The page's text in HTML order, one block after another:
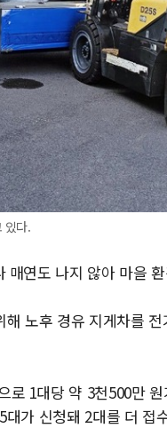
있다.
연도 나지 않아 마을
노후 경유 지게차를
로 1대당 약 3천500만
가 신청돼 2대를 더 접